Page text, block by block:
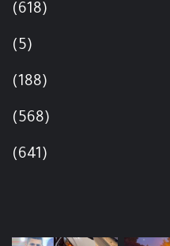
(618)
(5)
(188)
(568)
(641)